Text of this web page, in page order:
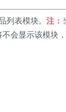
列表模块。 注：
会显示该模块